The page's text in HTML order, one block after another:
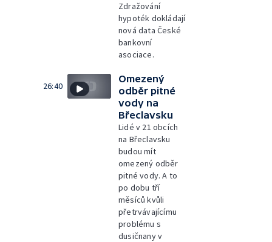
Zdražování
hypoték dokládají
nová data České
bankovní
asociace.
26:40
Omezený
odběr pitné
vody na
Břeclavsku
Lidé v 21 obcích
na Břeclavsku
budou mít
omezený odběr
pitné vody. A to
po dobu tří
měsíců kvůli
přetrvávajícímu
problému s
dusičnany v